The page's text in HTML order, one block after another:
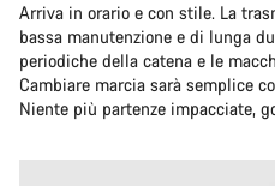
Arriva in orario e con stile. La
bassa manutenzione e di lunga
periodiche della catena e le
Cambiare marcia sarà semplice
Niente più partenze impacciate,